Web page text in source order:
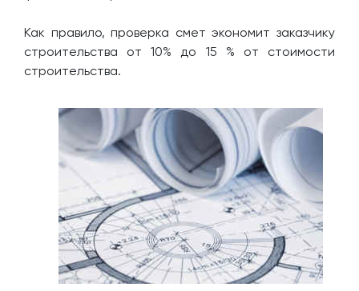
Как правило, проверка смет экономит заказчику
строительства от 10% до 15 % от стоимости
строительства.